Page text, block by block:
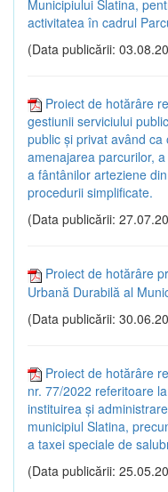
Municipiului Slatina,
activitatea în cadrul
(Data publicării:
Proiect de hotărâre
gestiunii serviciului
public și privat având
amenajarea parcurilor,
a fântânilor arteziene
procedurii simplificate.
(Data publicării:
Proiect de hotărâre
Urbană Durabilă al
(Data publicării:
Proiect de hotărâre
nr. 77/2022 referitoare
instituirea și
municipiul Slatina,
a taxei speciale de
(Data publicării: